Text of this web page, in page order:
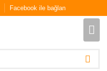
Facebook ile bağlan